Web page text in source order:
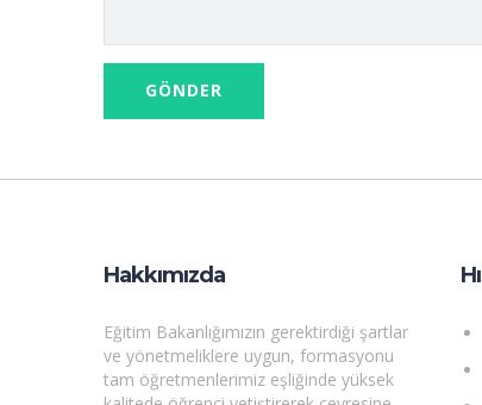
Hakkımızda
Eğitim Bakanlığımızın gerektirdiği şartlar
ve yönetmeliklere uygun, formasyonu
tam öğretmenlerimiz eşliğinde yüksek